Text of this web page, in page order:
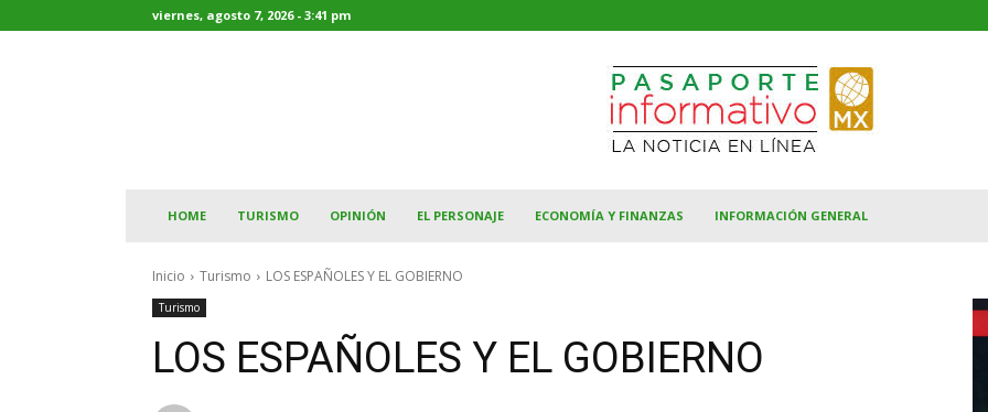
viernes, agosto 7, 2026 - 3:41 pm
HOME TURISMO OPINIÓN EL PERSONAJE ECONOMÍA Y FINANZAS INFORMACIÓN GENERAL
Inicio Turismo LOS ESPAÑOLES Y EL GOBIERNO
Turismo
LOS ESPAÑOLES Y EL GOBIERNO